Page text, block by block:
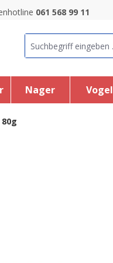
061 568 99 11
Nager Vogel